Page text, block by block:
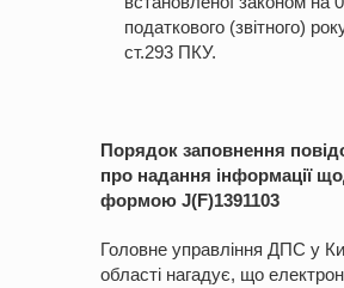
податкового (звітного)
ст.293 ПКУ.
Порядок заповнення
про надання інформації
формою J(F)1391103
Головне управління ДПС у
області нагадує, що